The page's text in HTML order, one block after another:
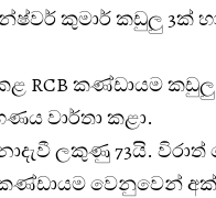
කුමාර් කඩුලු 3ක්
RCB කණ්ඩායම
වාර්තා කළා.
ලකුණු 73යි.
වෙනුවෙන්